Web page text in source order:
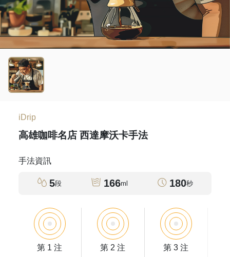
iDrip
高雄咖啡名店 西達摩沃卡手法
手法資訊
5段 166ml 180秒
第 1 注
第 2 注
第 3 注